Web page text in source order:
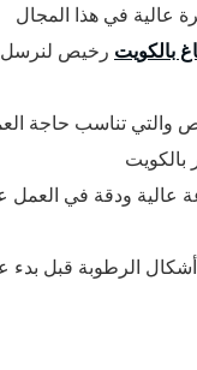
عالية في هذا المجال
بالكويت رخيص لنرسل
تناسب حاجة
بالكويت
عالية ودقة في العمل
الرطوبة قبل بدء